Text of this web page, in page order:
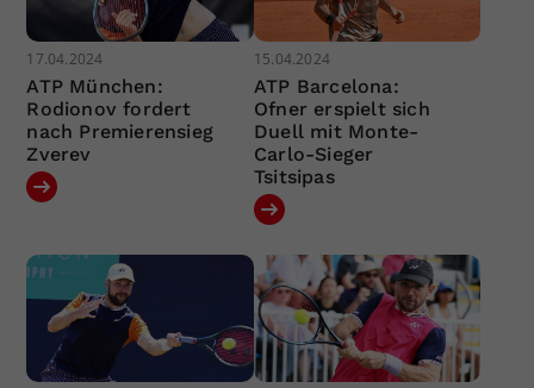
17.04.2024
ATP München:
Rodionov fordert
nach Premierensieg
Zverev
15.04.2024
ATP Barcelona:
Ofner erspielt sich
Duell mit Monte-
Carlo-Sieger
Tsitsipas